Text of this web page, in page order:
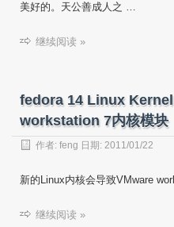
美好的。天公善成人之 …
继续阅读 »
fedora 14 Linux
workstation 7内核模块
作者: feng 日期: 2011/01/22
新的Linux内核会导致VMware
继续阅读 »